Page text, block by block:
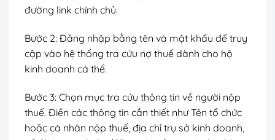
đường link chính chủ.
Bước 2: Đăng nhập bằng tên và mật khẩu để truy
cập vào hệ thống tra cứu nợ thuế dành cho hộ
kinh doanh cá thể.
Bước 3: Chọn mục tra cứu thông tin về người nộp
thuế. Điền các thông tin cần thiết như Tên tổ chức
hoặc cá nhân nộp thuế, địa chỉ trụ sở kinh doanh,